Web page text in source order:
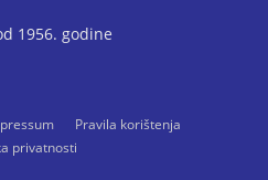
1956. godine
Pravila korištenja
privatnosti